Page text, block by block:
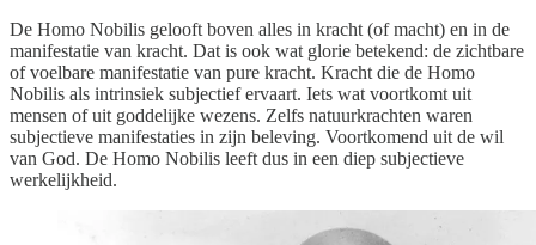
De Homo Nobilis gelooft boven alles in kracht (of macht) en in de
manifestatie van kracht. Dat is ook wat glorie betekend: de zichtbare
of voelbare manifestatie van pure kracht. Kracht die de Homo
Nobilis als intrinsiek subjectief ervaart. Iets wat voortkomt uit
mensen of uit goddelijke wezens. Zelfs natuurkrachten waren
subjectieve manifestaties in zijn beleving. Voortkomend uit de wil
van God. De Homo Nobilis leeft dus in een diep subjectieve
werkelijkheid.